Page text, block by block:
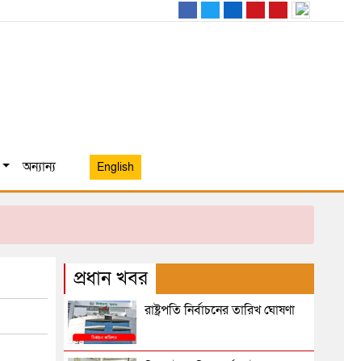
অন্যান্য English
প্রধান খবর
রাষ্ট্রপতি নির্বাচনের তারিখ ঘোষণা